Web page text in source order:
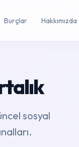
Burçlar Hakkımızda
sosyal